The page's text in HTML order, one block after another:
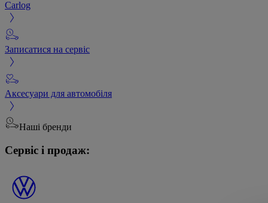
Carlog
Записатися на сервіс
Аксесуари для автомобіля
Наші бренди
Сервіс і продаж: